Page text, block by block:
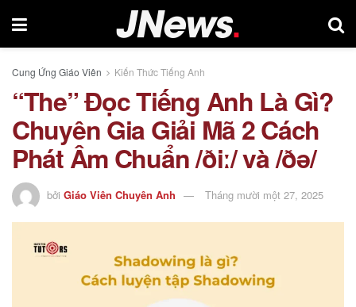
Cung Ứng Giáo Viên Kiến Thức Tiếng Anh
“The” Đọc Tiếng Anh Là Gì?
Chuyên Gia Giải Mã 2 Cách
Phát Âm Chuẩn /ðiː/ và /ðə/
bởi Giáo Viên Chuyên Anh Tháng mười một 27, 2025